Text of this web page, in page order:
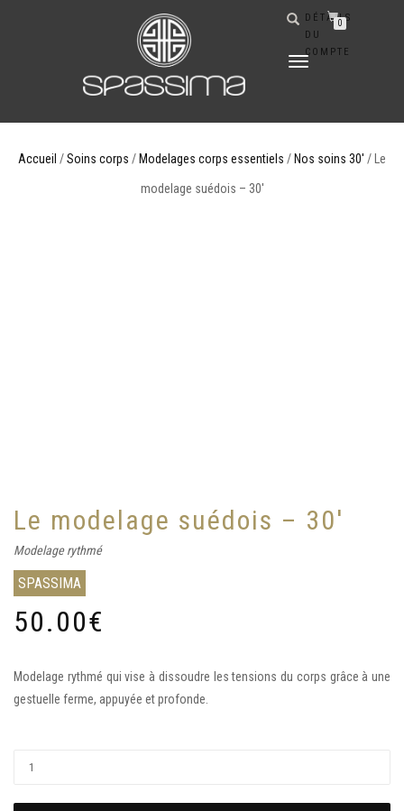
DÉPLIER
DÉTAILS
DU
COMPTE
0
Accueil /Soins corps / Modelages corps essentiels / Nos soins 30' / Le
modelage suédois – 30′
Le modelage suédois – 30′
Modelage rythmé
SPASSIMA
50.00€
Modelage rythmé qui vise à dissoudre les tensions du corps grâce à une
gestuelle ferme, appuyée et profonde.